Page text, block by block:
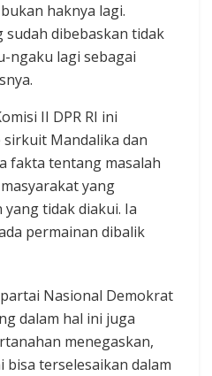
haknya lagi.
sudah dibebaskan tidak
ngaku lagi sebagai
II DPR RI ini
sirkuit Mandalika dan
fakta tentang masalah
yang
tidak diakui. Ia
permainan dibalik
Nasional Demokrat
dalam hal ini juga
menegaskan,
bisa terselesaikan dalam